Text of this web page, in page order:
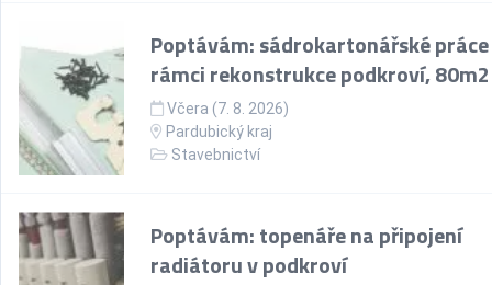
Poptávám: sádrokartonářské
rámci rekonstrukce podkroví, 80m2
Včera (7. 8. 2026)
Pardubický kraj
Stavebnictví
Poptávám: topenáře na připojení
radiátoru v podkroví